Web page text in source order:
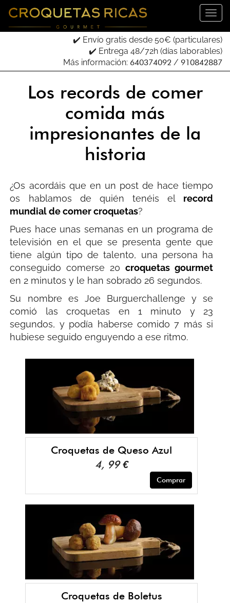
✔️ Envío gratis desde 50€ (particulares)
✔️ Entrega 48/72h (días laborables)
Más información: 640374092 / 910842887
Los records de comer
comida más
impresionantes de la
historia
¿Os acordáis que en un post de hace tiempo
os hablamos de quién tenéis el record
mundial de comer croquetas?
Pues hace unas semanas en un programa de
televisión en el que se presenta gente que
tiene algún tipo de talento, una persona ha
conseguido comerse 20croquetas gourmet
en 2 minutos y le han sobrado 26 segundos.
Su nombre es Joe Burguerchallenge y se
comió las croquetas en 1 minuto y 23
segundos, y podía haberse comido 7 más si
hubiese seguido enguyendo a ese ritmo.
Croquetas de Queso Azul
4, 99 €
Comprar
Croquetas de Boletus
Introduce tu email para recibir tu código descuento:
Política de Privacidad.
Odio las croquetas